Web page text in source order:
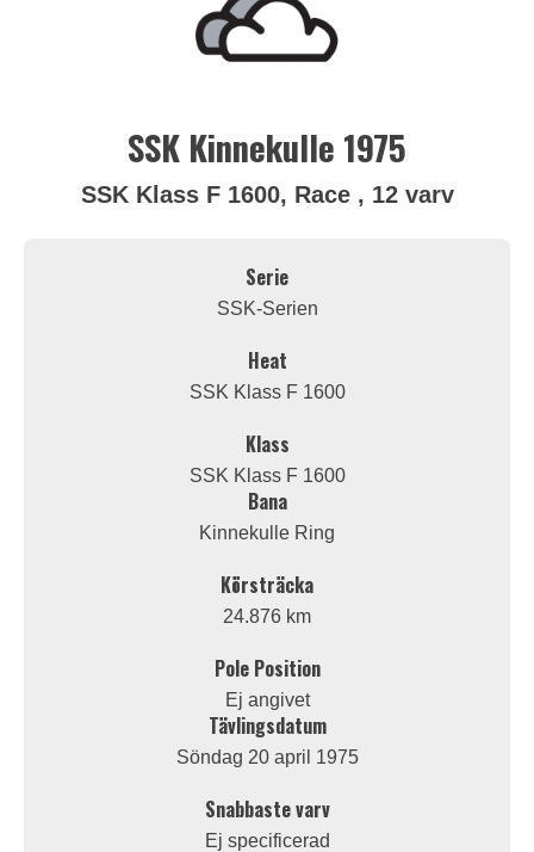
SSK Kinnekulle 1975
SSK Klass F 1600, Race , 12 varv
Serie
SSK-Serien
Heat
SSK Klass F 1600
Klass
SSK Klass F 1600
Bana
Kinnekulle Ring
Körsträcka
24.876 km
Pole Position
Ej angivet
Tävlingsdatum
Söndag 20 april 1975
Snabbaste varv
Ej specificerad